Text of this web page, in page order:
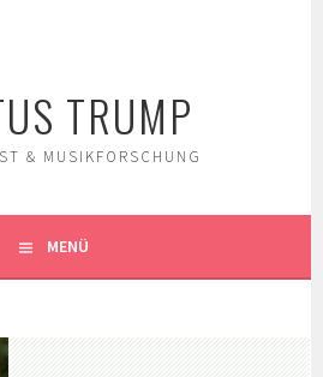
TRUMP
& MUSIKFORSCHUNG
MENÜ